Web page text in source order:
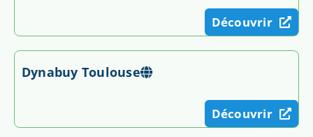
Découvrir
Dynabuy Toulouse
Découvrir